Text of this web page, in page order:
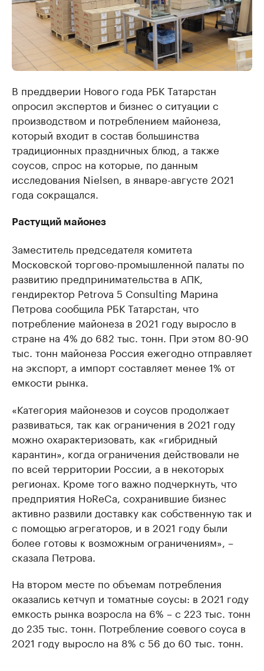
В преддверии Нового года РБК Татарстан
опросил экспертов и бизнес о ситуации с
производством и потреблением майонеза,
который входит в состав большинства
традиционных праздничных блюд, а также
соусов, спрос на которые, по данным
исследования Nielsen, в январе-августе 2021
года сокращался.
Растущий майонез
Заместитель председателя комитета
Московской торгово-промышленной палаты по
развитию предпринимательства в АПК,
гендиректор Petrova 5 Consulting Марина
Петрова сообщила РБК Татарстан, что
потребление майонеза в 2021 году выросло в
стране на 4% до 682 тыс. тонн. При этом 80-90
тыс. тонн майонеза Россия ежегодно отправляет
на экспорт, а импорт составляет менее 1% от
емкости рынка.
«Категория майонезов и соусов продолжает
развиваться, так как ограничения в 2021 году
можно охарактеризовать, как «гибридный
карантин», когда ограничения действовали не
по всей территории России, а в некоторых
регионах. Кроме того важно подчеркнуть, что
предприятия HoReCa, сохранившие бизнес
активно развили доставку как собственную так и
с помощью агрегаторов, и в 2021 году были
более готовы к возможным ограничениям», –
сказала Петрова.
На втором месте по объемам потребления
оказались кетчуп и томатные соусы: в 2021 году
емкость рынка возросла на 6% – с 223 тыс. тонн
до 235 тыс. тонн. Потребление соевого соуса в
2021 году выросло на 8% с 56 до 60 тыс. тонн.